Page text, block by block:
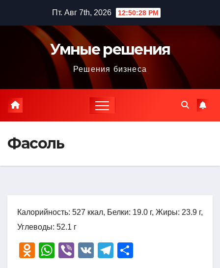
содержимому
Пт. Авг 7th, 2026 12:50:29 PM
Умные решения
Решения бизнеса
Фасоль
Калорийность: 527 ккал, Белки: 19.0 г, Жиры: 23.9 г,
Углеводы: 52.1 г
O
W
Vi
V
T